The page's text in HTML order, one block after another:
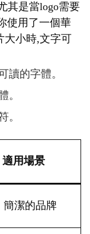
其是當logo需要
使用了一個華
大小時,文字可
讀的字體。
。
。
適用場景
簡潔的品牌